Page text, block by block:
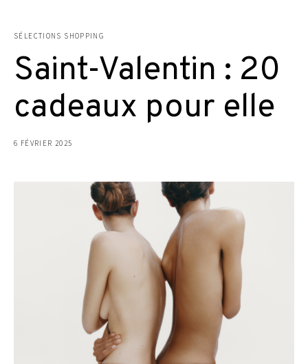
SÉLECTIONS SHOPPING
Saint-Valentin : 20
cadeaux pour elle
6 FÉVRIER 2025